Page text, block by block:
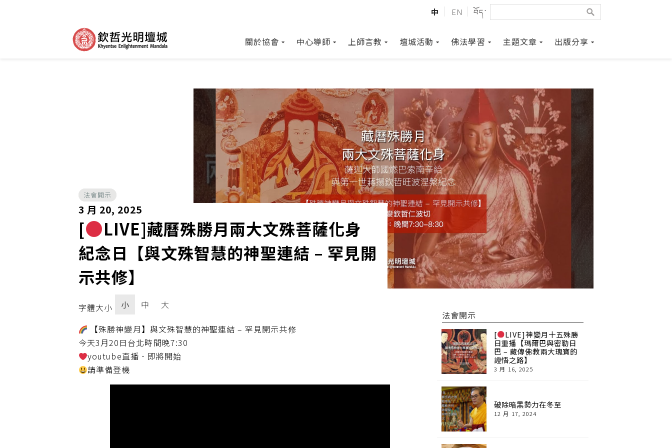
中 EN བོད་
關於協會 中心導師 上師言教 壇城活動 佛法學習 主題文章 出版分享
法會開示
3 月 20, 2025
[
LIVE]藏曆殊勝月兩大文殊菩薩化身
紀念日【與文殊智慧的神聖連結 – 罕見開
示共修】
字體大小 小 中 大
【殊勝神變月】與文殊智慧的神聖連結 – 罕見開示共修
今天3月20日台北時間晚7:30
youtube直播．即將開始
請準備登機
法會開示
[
LIVE]神變月十五殊勝
日重播【瑪爾巴與密勒日
巴 – 藏傳佛教兩大瑰寶的
證悟之路】
3 月 16, 2025
破除暗黑勢力在冬至
12 月 17, 2024